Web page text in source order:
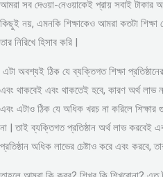
আমরা সব দেওয়া-নেওয়াকেই প্রায় সবাই টাকার
কিছুই নয়, এমনকি শিক্ষাকেও আমরা কতটা
তার নিরিখে হিসাব করি |
এটা অবশ্যই ঠিক যে ব্যক্তিগত শিক্ষা
এবং থাকবেই এবং থাকতেই হবে, কারণ অর্থ লাভ না
এবং এটাও ঠিক যে অধিক খরচ না করিলে শিক্ষার
না | তাই ব্যক্তিগত প্রতিষ্ঠান অর্থ লাভ
প্রতিষ্ঠান অধিক লাভের চেষ্টাও করে এবং করবে,